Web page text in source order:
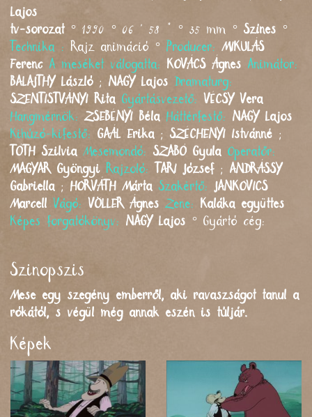
Lajos
tv-sorozat° 1990 ° 06 ' 58 " ° 35 mm ° Színes °
Technika : Rajz animáció ° Producer:MIKULÁS
Ferenc A meséket válogatta: KOVÁCS Ágnes Animátor:
BALAJTHY László ; NAGY Lajos
Dramaturg:
SZENTISTVÁNYI
Rita Gyártásvezető: VÉCSY Vera
Hangmérnök:ZSEBÉNYI Béla Háttérfestő: NAGY Lajos
Kihúzó-kifestő: GAÁL Erika ; SZÉCHENYI Istvánné ;
TÓTH Szilvia Mesemondó: SZABÓ Gyula Operatőr:
MAGYAR Gyöngyi Rajzoló: TARI József ; ANDRÁSSY
Gabriella ; HORVÁTH Márta Szakértő: JANKOVICS
Marcell Vágó: VÖLLER Ágnes Zene: Kaláka együttes
Képes forgatókönyv: NAGY Lajos ° Gyártó cég:
Szinopszis
Mese egy szegény emberről, aki ravaszságot tanul a
rókától, s végül még annak eszén is túljár.
Képek